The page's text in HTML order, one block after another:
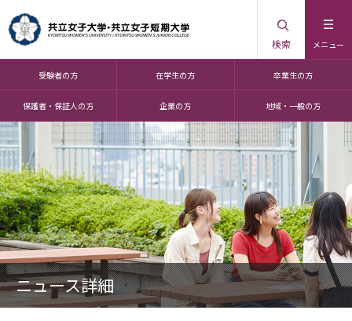
メニュー
検索
受験者の方 在学生の方 卒業生の方
保護者・保証人の方 企業の方 地域・一般の方
ニュース詳細